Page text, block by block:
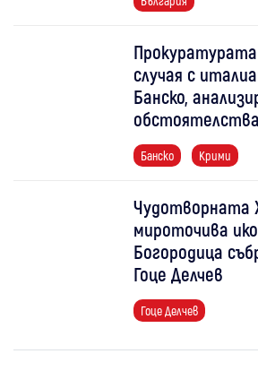
случая с
Банско,
обстоятелства
Банско Крими
Чудотворната
мироточива
Богородица
Гоце Делчев
Гоце Делчев